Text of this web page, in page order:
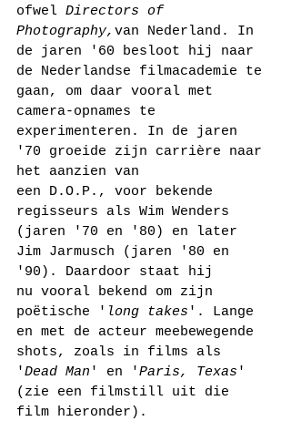
ofwel Directors of
Photography, van Nederland. In
de jaren '60 besloot hij naar
de Nederlandse filmacademie te
gaan, om daar vooral met
camera-opnames te
experimenteren. In de jaren
'70 groeide zijn carrière naar
het aanzien van
een D.O.P., voor bekende
regisseurs als Wim Wenders
(jaren '70 en '80) en later
Jim Jarmusch (jaren '80 en
'90). Daardoor staat hij
nu vooral bekend om zijn
poëtische ' long takes '. Lange
en met de acteur meebewegende
shots, zoals in films als
'Dead Man ' en 'Paris, Texas '
(zie een filmstill uit die
film hieronder).